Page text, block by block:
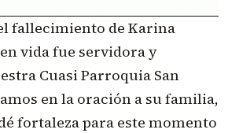
fallecimiento de Karina
vida fue servidora y
Cuasi Parroquia San
en la oración a su familia,
fortaleza para este momento